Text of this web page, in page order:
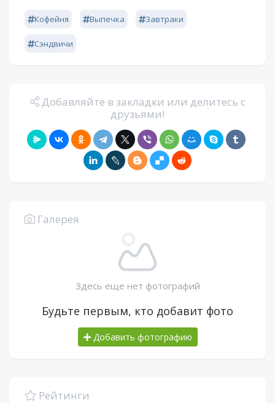
Кофейня Выпечка Завтраки
Сэндвичи
Добавляйте в закладки или делитесь с
друзьями!
Галерея
Здесь еще нет фотографий
Будьте первым, кто добавит фото
Добавить фотографию
Рейтинги